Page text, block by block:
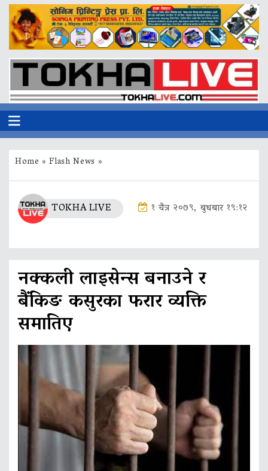
Home »Flash News »
TOKHA LIVE १ चैत्र २०७९, बुधबार १९:१२
नक्कली लाइसेन्स बनाउने र
बैंकिङ कसुरका फरार व्यक्ति
समातिए